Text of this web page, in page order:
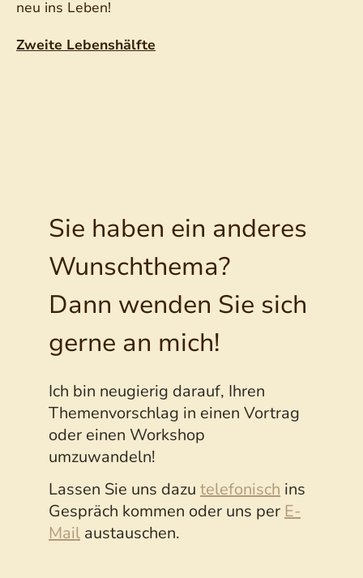
neu ins Leben!
Zweite Lebenshälfte
Sie haben ein anderes
Wunschthema?
Dann wenden Sie sich
gerne an mich!
Ich bin neugierig darauf, Ihren
Themenvorschlag in einen Vortrag
oder einen Workshop
umzuwandeln!
Lassen Sie uns dazu telefonisch ins
Gespräch kommen oder uns per E-
Mail austauschen.